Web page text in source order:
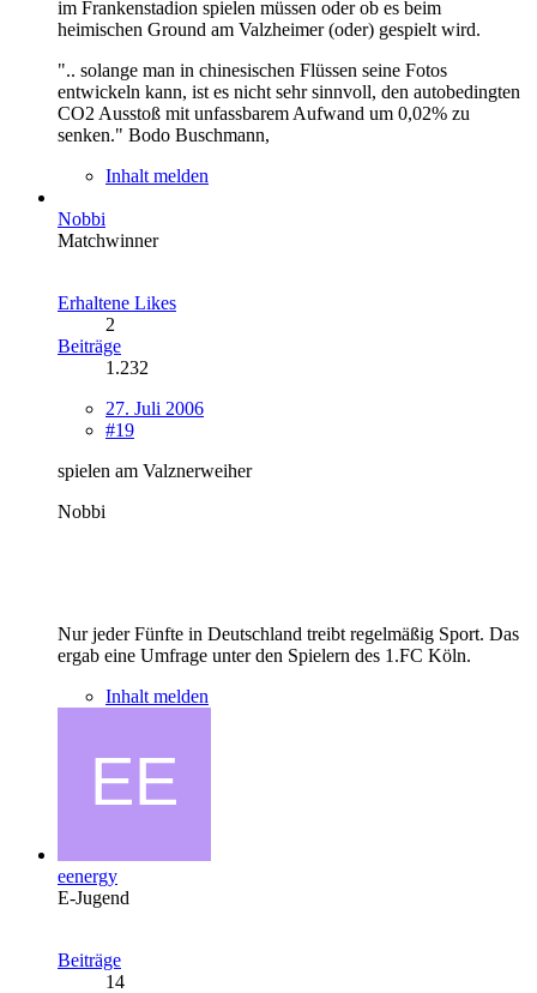
im Frankenstadion spielen müssen oder ob es beim
heimischen Ground am Valzheimer (oder) gespielt wird.
".. solange man in chinesischen Flüssen seine Fotos
entwickeln kann, ist es nicht sehr sinnvoll, den autobedingten
CO2 Ausstoß mit unfassbarem Aufwand um 0,02% zu
senken." Bodo Buschmann,
Inhalt melden
Nobbi
Matchwinner
Erhaltene Likes
2
Beiträge
1.232
27. Juli 2006
#19
spielen am Valznerweiher
Nobbi
Nur jeder Fünfte in Deutschland treibt regelmäßig Sport. Das
ergab eine Umfrage unter den Spielern des 1.FC Köln.
Inhalt melden
eenergy
E-Jugend
Beiträge
14